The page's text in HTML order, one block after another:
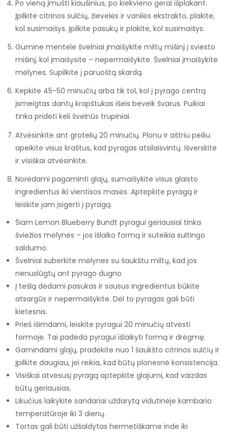
Po vieną įmušti kiaušinius, po kiekvieno gerai išplakant.
Įpilkite citrinos sulčių, žievelės ir vanilės ekstrakto, plakite,
kol susimaišys. Įpilkite pasukų ir plakite, kol susimaišys.
Gumine mentele švelniai įmaišykite miltų mišinį į sviesto
mišinį, kol įmaišysite – nepermaišykite. Švelniai įmaišykite
mėlynes. Supilkite į paruoštą skardą.
Kepkite 45-50 minučių arba tik tol, kol į pyrago centrą
įsmeigtas dantų krapštukas išeis beveik švarus. Puikiai
tinka pridėti keli švelnūs trupiniai.
Atvėsinkite ant grotelių 20 minučių. Plonu ir aštriu peiliu
apeikite visus kraštus, kad pyragas atsilaisvintų. Išverskite
ir visiškai atvėsinkite.
Norėdami pagaminti glajų, sumaišykite visus glaisto
ingredientus iki vientisos masės. Aptepkite pyragą ir
leiskite jam įsigerti į pyragą.
Šiam Lemon Blueberry Bundt pyragui geriausiai tinka
šviežios mėlynės – jos išlaiko formą ir suteikia sultingo
saldumo.
Švelniai suberkite mėlynes su šaukštu miltų, kad jos
nenuslūgtų ant pyrago dugno.
Į tešlą dėdami pasukas ir sausus ingredientus būkite
atsargūs ir nepermaišykite. Dėl to pyragas gali būti
kietesnis.
Prieš išimdami, leiskite pyragui 20 minučių atvėsti
formoje. Tai padeda pyragui išlaikyti formą ir drėgmę.
Gamindami glajų, pradėkite nuo 1 šaukšto citrinos sulčių ir
įpilkite daugiau, jei reikia, kad būtų plonesnė konsistencija.
Visiškai atvėsusį pyragą aptepkite glajumi, kad vaizdas
būtų geriausias.
Likučius laikykite sandariai uždarytą vidutinėje kambario
temperatūroje iki 3 dienų.
Tortas gali būti užšaldytas hermetiškame inde iki